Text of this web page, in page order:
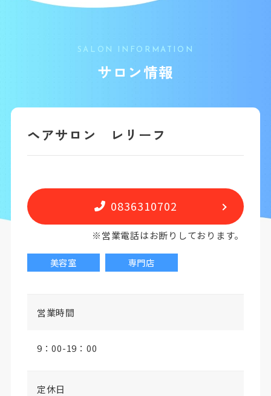
SALON INFORMATION
サロン情報
ヘアサロン レリーフ
0836310702
※営業電話はお断りしております。
美容室 専門店
営業時間
9：00-19：00
定休日